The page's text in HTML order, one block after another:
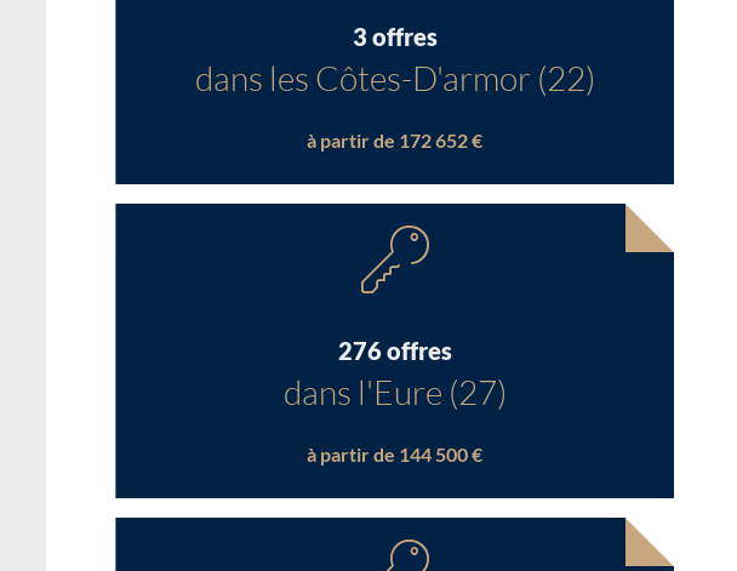
3 offres
dans les Côtes-D'armor (22)
à partir de 172 652 €
276 offres
dans l'Eure (27)
à partir de 144 500 €